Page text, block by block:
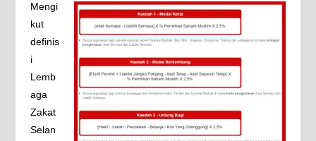
Mengi
kut
definis
i
Lemb
aga
Zakat
Selan